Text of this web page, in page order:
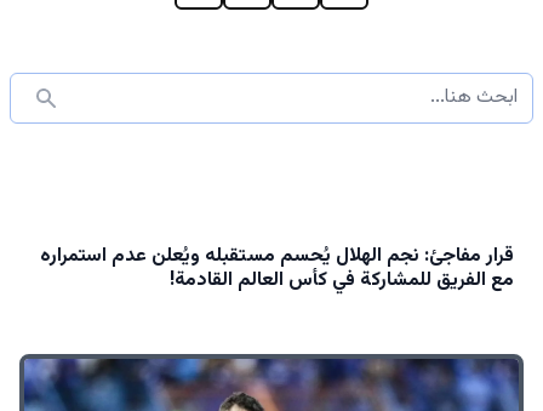
قرار مفاجئ: نجم الهلال يُحسم مستقبله ويُعلن عدم استمراره
مع الفريق للمشاركة في كأس العالم القادمة!